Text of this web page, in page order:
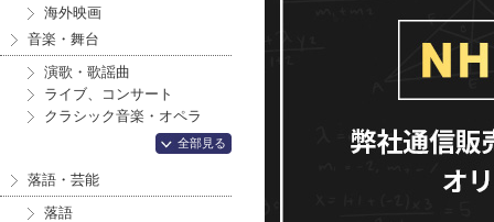
海外映画
音楽・舞台
演歌・歌謡曲
ライブ、コンサート
クラシック音楽・オペラ
全部見る
落語・芸能
落語